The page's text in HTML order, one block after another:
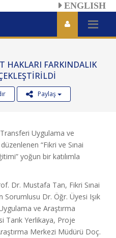
ENGLISH
HAKLARI FARKINDALIK
Paylaş
Uygulama ve
“Fikri ve Sınai
yoğun bir katılımla
Dr. Mustafa Tan, Fikri Sınai
Sorumlusu Dr. Öğr. Üyesi Işık
ve Araştırma
Tarık Yerlikaya, Proje
Merkezi Müdürü Doç.